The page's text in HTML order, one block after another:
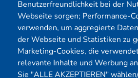
um potenzielle Angriffe zu
Sicherheitsbewertung:
Effektivität bestehender
Risikominimierung:
Datenverlust und
Wieso ist ein Wordpress Pentest
Benutzerfreundlichkeit bei der
Webseite sorgen; Performance-
verwenden, um aggregierte
der Webseite und Statistiken zu
Marketing-Cookies, die
relevante Inhalte und Werbung
Sie "ALLE AKZEPTIEREN"